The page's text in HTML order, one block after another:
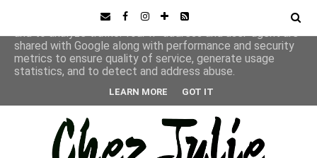
This site uses cookies from Google to deliver its services
and to analyze traffic. Your IP address and user-agent are
shared with Google along with performance and security
metrics to ensure quality of service, generate usage
statistics, and to detect and address abuse.
LEARN MORE GOT IT